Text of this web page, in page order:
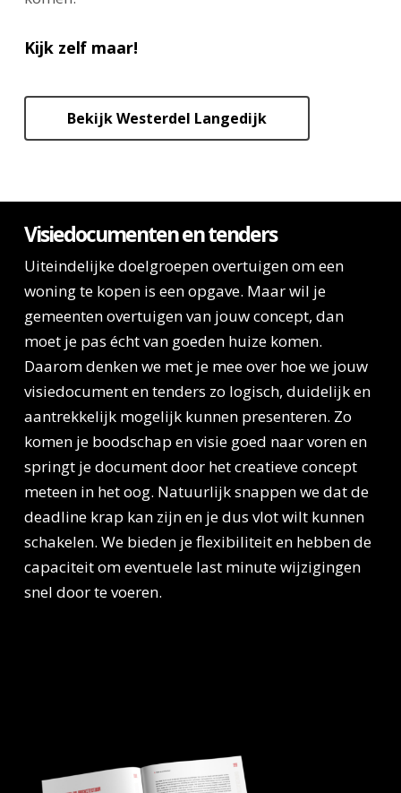
Kijk zelf maar!
Bekijk Westerdel Langedijk
Visiedocumenten en tenders
Uiteindelijke doelgroepen overtuigen om een
woning te kopen is een opgave. Maar wil je
gemeenten overtuigen van jouw concept, dan
moet je pas écht van goeden huize komen.
Daarom denken we met je mee over hoe we jouw
visiedocument en tenders zo logisch, duidelijk en
aantrekkelijk mogelijk kunnen presenteren. Zo
komen je boodschap en visie goed naar voren en
springt je document door het creatieve concept
meteen in het oog. Natuurlijk snappen we dat de
deadline krap kan zijn en je dus vlot wilt kunnen
schakelen. We bieden je flexibiliteit en hebben de
capaciteit om eventuele last minute wijzigingen
snel door te voeren.